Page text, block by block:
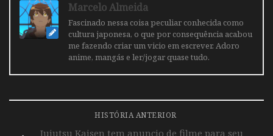
Marcelo Almeida
Fascinado nessa coisa peculiar conhecida como
cultura japonesa, o que por consequência acabou
me fazendo criar um vicio em escrever. Adoro
anime, mangás e ler/jogar quase tudo.
HISTÓRIA ANTERIOR
Jujutsu Kaisen tem anuncio de filme para seu